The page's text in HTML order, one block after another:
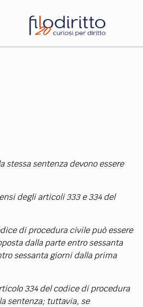
INNOVAZIONE
TEAM
SCIENTIFICO AUTORI CURATORI FOTOGRAFI
LIBRI PROCEEDINGS PUBBLICITÀ
sentenza devono essere
degli articoli 333 e 334 del
di procedura civile può essere
dalla parte entro sessanta
sessanta giorni dalla prima
334 del codice di procedura
sentenza; tuttavia, se